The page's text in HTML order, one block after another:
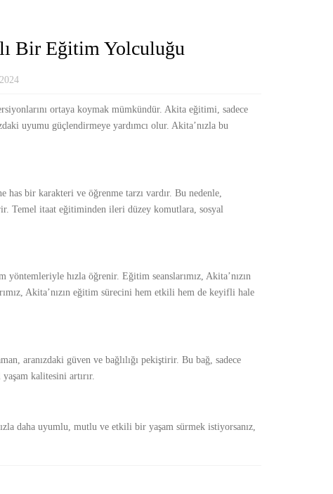
Bir Eğitim Yolculuğu
ortaya koymak mümkündür. Akita eğitimi, sadece
uyumu güçlendirmeye yardımcı olur. Akita’nızla bu
bir karakteri ve öğrenme tarzı vardır. Bu nedenle,
Temel itaat eğitiminden ileri düzey komutlara, sosyal
hızla öğrenir. Eğitim seanslarımız, Akita’nızın
Akita’nızın eğitim sürecini hem etkili hem de keyifli hale
aranızdaki güven ve bağlılığı pekiştirir. Bu bağ, sadece
kalitesini artırır.
daha uyumlu, mutlu ve etkili bir yaşam sürmek istiyorsanız,